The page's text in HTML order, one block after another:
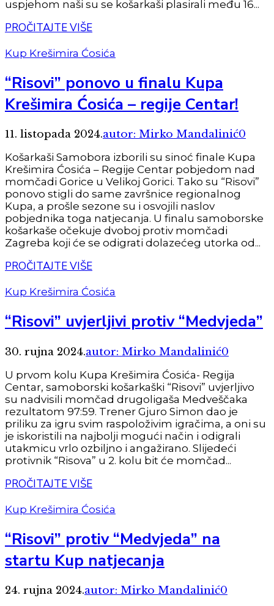
uspjehom naši su se košarkaši plasirali među 16...
PROČITAJTE VIŠE
Kup Krešimira Ćosića
“Risovi” ponovo u finalu Kupa
Krešimira Ćosića – regije Centar!
11. listopada 2024.autor: Mirko Mandalinić0
Košarkaši Samobora izborili su sinoć finale Kupa
Krešimira Ćosića – Regije Centar pobjedom nad
momčadi Gorice u Velikoj Gorici. Tako su “Risovi”
ponovo stigli do same završnice regionalnog
Kupa, a prošle sezone su i osvojili naslov
pobjednika toga natjecanja. U finalu samoborske
košarkaše očekuje dvoboj protiv momčadi
Zagreba koji će se odigrati dolazećeg utorka od...
PROČITAJTE VIŠE
Kup Krešimira Ćosića
“Risovi” uvjerljivi protiv “Medvjeda”
30. rujna 2024.autor: Mirko Mandalinić0
U prvom kolu Kupa Krešimira Ćosića- Regija
Centar, samoborski košarkaški “Risovi” uvjerljivo
su nadvisili momčad drugoligaša Medveščaka
rezultatom 97:59. Trener Gjuro Simon dao je
priliku za igru svim raspoloživim igračima, a oni su
je iskoristili na najbolji mogući način i odigrali
utakmicu vrlo ozbiljno i angažirano. Slijedeći
protivnik “Risova” u 2. kolu bit će momčad...
PROČITAJTE VIŠE
Kup Krešimira Ćosića
“Risovi” protiv “Medvjeda” na
startu Kup natjecanja
24. rujna 2024.autor: Mirko Mandalinić0